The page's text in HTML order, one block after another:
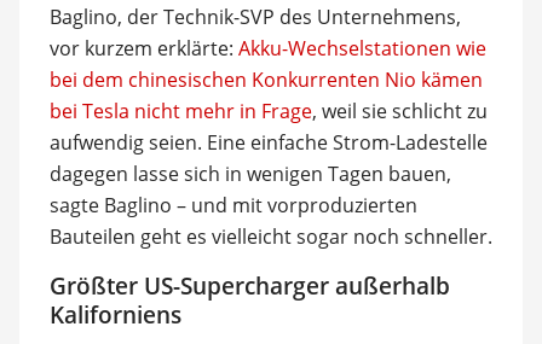
Baglino, der Technik-SVP des Unternehmens,
vor kurzem erklärte: Akku-Wechselstationen wie
bei dem chinesischen Konkurrenten Nio kämen
bei Tesla nicht mehr in Frage, weil sie schlicht zu
aufwendig seien. Eine einfache Strom-Ladestelle
dagegen lasse sich in wenigen Tagen bauen,
sagte Baglino – und mit vorproduzierten
Bauteilen geht es vielleicht sogar noch schneller.
Größter US-Supercharger außerhalb
Kaliforniens